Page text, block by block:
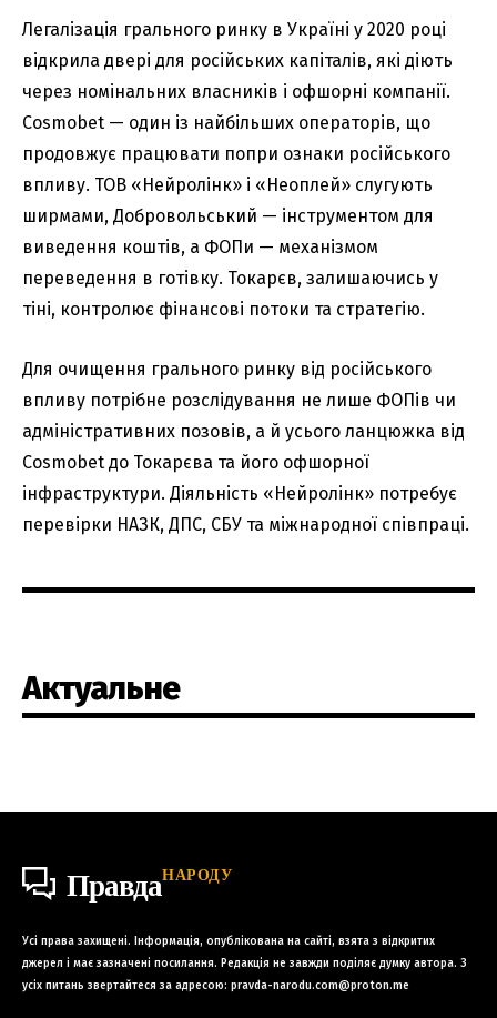
Легалізація грального ринку в Україні у 2020 році
відкрила двері для російських капіталів, які діють
через номінальних власників і офшорні компанії.
Cosmobet — один із найбільших операторів, що
продовжує працювати попри ознаки російського
впливу. ТОВ «Нейролінк» і «Неоплей» слугують
ширмами, Добровольський — інструментом для
виведення коштів, а ФОПи — механізмом
переведення в готівку. Токарєв, залишаючись у
тіні, контролює фінансові потоки та стратегію.
Для очищення грального ринку від російського
впливу потрібне розслідування не лише ФОПів чи
адміністративних позовів, а й усього ланцюжка від
Cosmobet до Токарєва та його офшорної
інфраструктури. Діяльність «Нейролінк» потребує
перевірки НАЗК, ДПС, СБУ та міжнародної співпраці.
Актуальне
ПравдаНАРОДУ
Усі права захищені. Інформація, опублікована на сайті, взята з відкритих
джерел і має зазначені посилання. Редакція не завжди поділяє думку автора. З
усіх питань звертайтеся за адресою: pravda-narodu.com@proton.me